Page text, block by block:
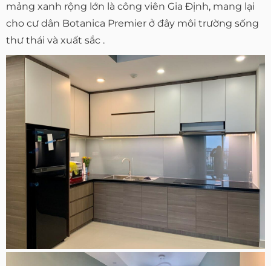
mảng xanh rộng lớn là công viên Gia Định, mang lại
cho cư dân Botanica Premier ở đây môi trường sống
thư thái và xuất sắc .